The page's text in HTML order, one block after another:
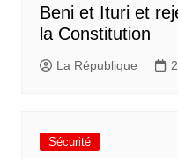
Beni et Ituri et
la Constitution
La République
Sécurité